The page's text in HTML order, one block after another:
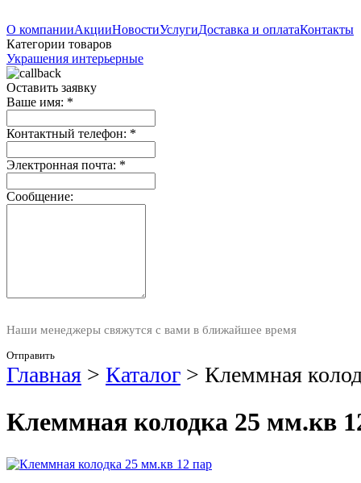
О компанииАкцииНовостиУслугиДоставка и оплатаКонтакты
Категории товаров
Украшения интерьерные
Оставить заявку
Ваше имя: *
Контактный телефон: *
Электронная почта: *
Сообщение:
Наши менеджеры свяжутся с вами в ближайшее время
Отправить
Главная > Каталог > Клеммная
Клеммная колодка 25 мм.кв